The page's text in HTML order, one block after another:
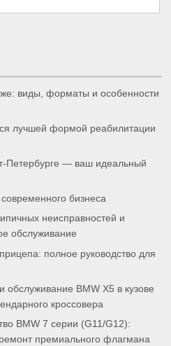
виды, форматы и особенности
лучшей формой реабилитации
Петербурге — ваш идеальный
бизнеса
неисправностей и
обслуживание
полное руководство для
BMW X5 в кузове
кроссовера
BMW 7 серии (G11/G12):
премиального флагмана